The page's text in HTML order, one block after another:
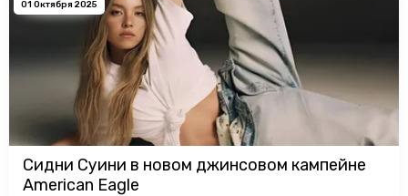
01 Октября 2025
Сидни Суини в новом джинсовом кампейне
American Eagle